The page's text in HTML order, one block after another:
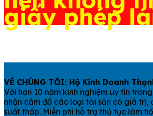
giấy phép
VỀ CHÚNG TÔI: Hộ Kinh Doanh
Với hơn 10 năm kinh nghiệm uy tín
nhận cầm đồ các loại tài sản có giá trị,
suất thấp. Miễn phí hỗ trợ thủ tục làm